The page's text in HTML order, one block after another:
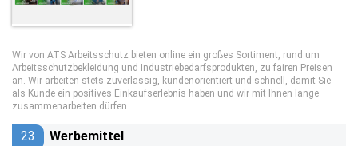
Wir von ATS Arbeitsschutz bieten online ein großes Sortiment, rund um
Arbeitsschutzbekleidung und Industriebedarfsprodukten, zu fairen Preisen
an. Wir arbeiten stets zuverlässig, kundenorientiert und schnell, damit Sie
als Kunde ein positives Einkaufserlebnis haben und wir mit Ihnen lange
zusammenarbeiten dürfen.
23 Werbemittel